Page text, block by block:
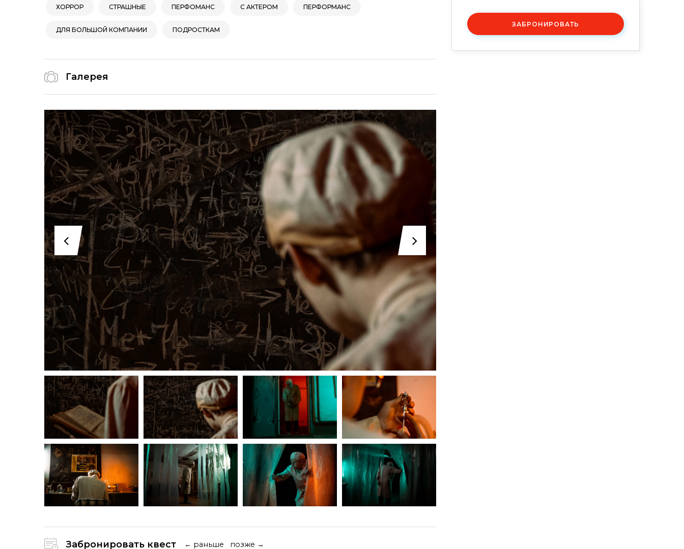
ХОРРОР СТРАШНЫЕ ПЕРФОМАНС С АКТЕРОМ ПЕРФОРМАНС
ДЛЯ БОЛЬШОЙ КОМПАНИИ ПОДРОСТКАМ
Галерея
Забронировать квест ← раньше позже →
ЗАБРОНИРОВАТЬ